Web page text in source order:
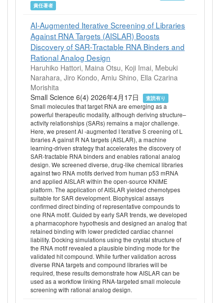
責任著者
AI‐Augmented Iterative Screening of Libraries
Against RNA Targets (AISLAR) Boosts
Discovery of SAR‐Tractable RNA Binders and
Rational Analog Design
Haruhiko Hattori, Maina Otsu, Koji Imai, Mebuki
Narahara, Jiro Kondo, Amiu Shino, Ella Czarina
Morishita
Small Science 6(4) 2026年4月17日
査読有り
Small molecules that target RNA are emerging as a
powerful therapeutic modality, although deriving structure–
activity relationships (SARs) remains a major challenge.
Here, we present AI ‐augmented I terative S creening of L
ibraries A gainst R NA targets (AISLAR), a machine
learning‐driven strategy that accelerates the discovery of
SAR‐tractable RNA binders and enables rational analog
design. We screened diverse, drug‐like chemical libraries
against two RNA motifs derived from human p53 mRNA
and applied AISLAR within the open‐source KNIME
platform. The application of AISLAR yielded chemotypes
suitable for SAR development. Biophysical assays
confirmed direct binding of representative compounds to
one RNA motif. Guided by early SAR trends, we developed
a pharmacophore hypothesis and designed an analog that
retained binding with lower predicted cardiac channel
liability. Docking simulations using the crystal structure of
the RNA motif revealed a plausible binding mode for the
validated hit compound. While further validation across
diverse RNA targets and compound libraries will be
required, these results demonstrate how AISLAR can be
used as a workflow linking RNA‐targeted small molecule
screening with rational analog design.